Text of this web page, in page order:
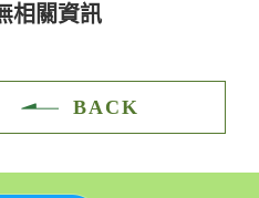
相關資訊
BACK